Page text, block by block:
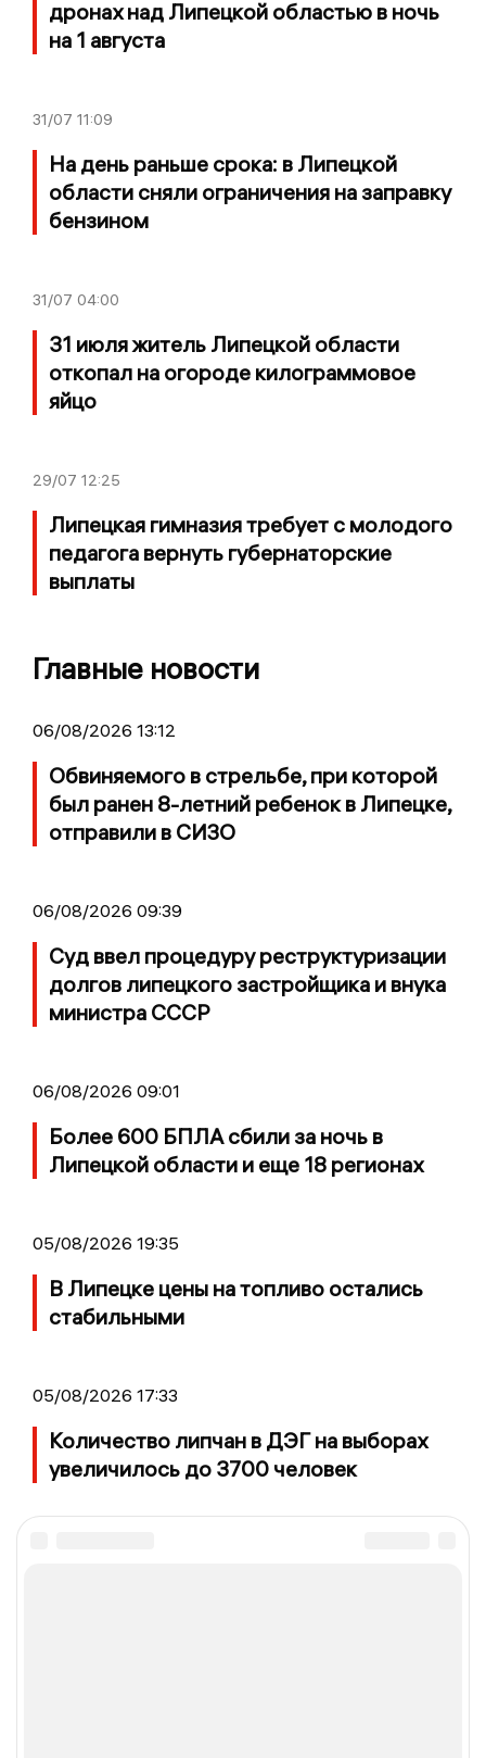
дронах над Липецкой областью в ночь
на 1 августа
31/07 11:09
На день раньше срока: в Липецкой
области сняли ограничения на заправку
бензином
31/07 04:00
31 июля житель Липецкой области
откопал на огороде килограммовое
яйцо
29/07 12:25
Липецкая гимназия требует с молодого
педагога вернуть губернаторские
выплаты
Главные новости
06/08/2026 13:12
Обвиняемого в стрельбе, при которой
был ранен 8-летний ребенок в Липецке,
отправили в СИЗО
06/08/2026 09:39
Суд ввел процедуру реструктуризации
долгов липецкого застройщика и внука
министра СССР
06/08/2026 09:01
Более 600 БПЛА сбили за ночь в
Липецкой области и еще 18 регионах
05/08/2026 19:35
В Липецке цены на топливо остались
стабильными
05/08/2026 17:33
Количество липчан в ДЭГ на выборах
увеличилось до 3700 человек